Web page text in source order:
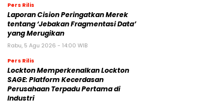
Pers Rilis
Laporan Cision Peringatkan Merek
tentang ‘Jebakan Fragmentasi Data’
yang Merugikan
Rabu, 5 Agu 2026 - 14:00 WIB
Pers Rilis
Lockton Memperkenalkan Lockton
SAGE: Platform Kecerdasan
Perusahaan Terpadu Pertama di
Industri